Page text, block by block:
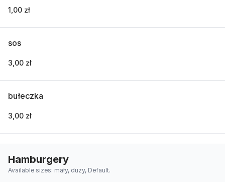
1,00 zł
sos
3,00 zł
bułeczka
3,00 zł
Hamburgery
Available sizes: mały, duży, Default.